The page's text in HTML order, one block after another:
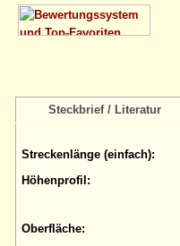
Steckbrief / Literatur
Streckenlänge (einfach):
Höhenprofil:
Oberfläche: